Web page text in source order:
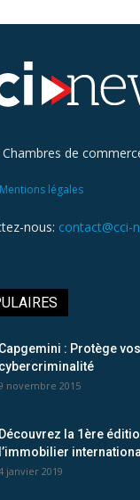
de
Mentions légales
nous: contact@cci-
Capgemini : Protège
cybercriminalité
novembre 2015
Découvrez la 1ère
l’immobilier
janvier 2019